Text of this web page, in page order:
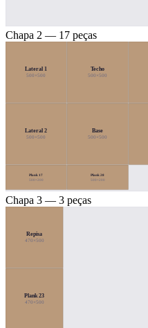
Chapa 2 — 17 peças
Lateral 1
500×500
Lateral 2
500×500
Techo
500×500
Base
500×500
Plank 17
500×200
Plank 28
500×200
Chapa 3 — 3 peças
Repisa
470×500
Plank 23
470×500